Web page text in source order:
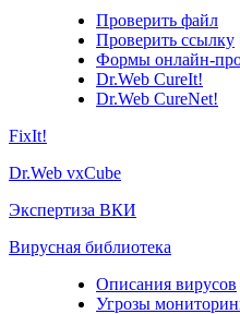
Проверить файл
Проверить ссылку
Формы онлайн-
Dr.Web CureIt!
Dr.Web CureNet!
FixIt!
Dr.Web vxCube
Экспертиза ВКИ
Вирусная библиотека
Описания вирусов
Угрозы